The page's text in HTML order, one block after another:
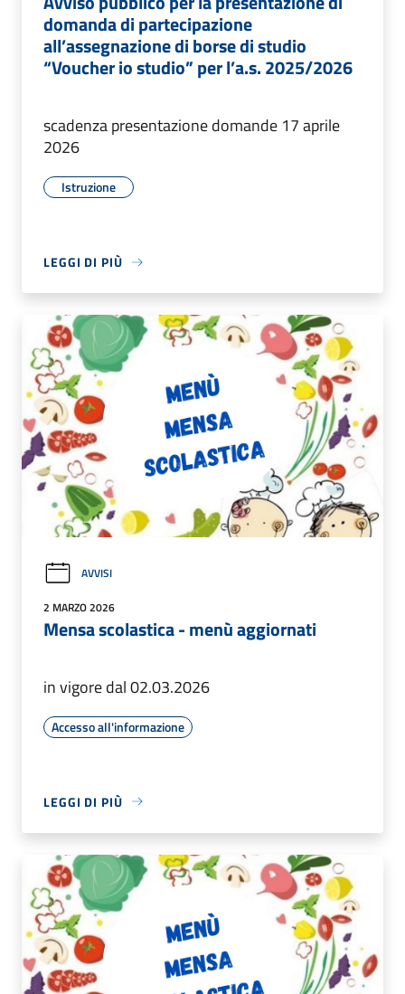
domanda di partecipazione
all’assegnazione di borse di studio
“Voucher io studio” per l’a.s. 2025/2026
scadenza presentazione domande 17 aprile
2026
Istruzione
LEGGI DI PIÙ
AVVISI
2 MARZO 2026
Mensa scolastica - menù aggiornati
in vigore dal 02.03.2026
Accesso all'informazione
LEGGI DI PIÙ